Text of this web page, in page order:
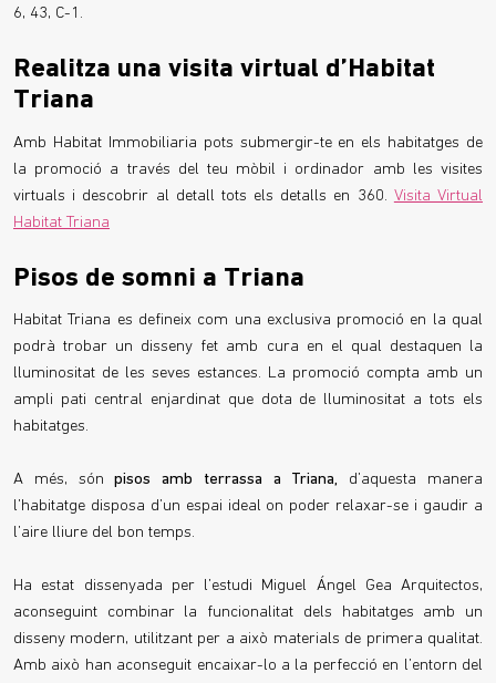
6, 43, C-1.
Realitza una visita virtual d’Habitat
Triana
Amb Habitat Immobiliaria pots submergir-te en els habitatges de
la promoció a través del teu mòbil i ordinador amb les visites
virtuals i descobrir al detall tots els detalls en 360. Visita Virtual
Habitat Triana
Pisos de somni a Triana
Habitat Triana es defineix com una exclusiva promoció en la qual
podrà trobar un disseny fet amb cura en el qual destaquen la
lluminositat de les seves estances. La promoció compta amb un
ampli pati central enjardinat que dota de lluminositat a tots els
habitatges.
A més, sónpisos amb terrassa a Triana, d’aquesta manera
l’habitatge disposa d’un espai ideal on poder relaxar-se i gaudir a
l’aire lliure del bon temps.
Ha estat dissenyada per l’estudi Miguel Ángel Gea Arquitectos,
aconseguint combinar la funcionalitat dels habitatges amb un
disseny modern, utilitzant per a això materials de primera qualitat.
Amb això han aconseguit encaixar-lo a la perfecció en l’entorn del